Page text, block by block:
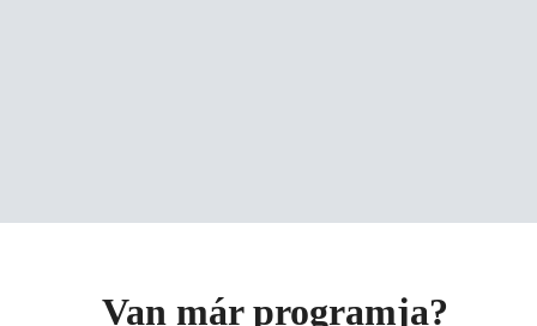
Van már programja?